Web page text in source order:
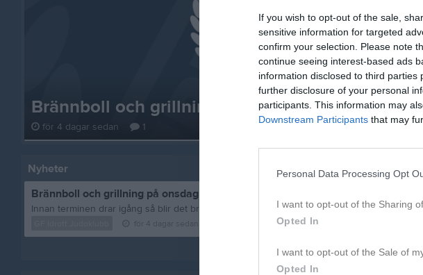
If you wish to opt-out of the sale,
sensitive information for targeted
confirm your selection. Please note
continue seeing interest-based ads
information disclosed to third
further disclosure of your personal
participants. This information may
Downstream Participants that may
Personal Data Processing Opt
I want to opt-out of the Sharing
Opted In
I want to opt-out of the Sale of
Opted In
Brännboll och grillning på onsdag 12/8
för 4 dagar sedan 1
Nyheter
Brännboll och grillning på onsdag 12/8